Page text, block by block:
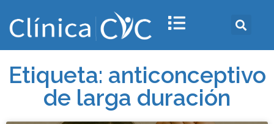
Etiqueta: anticonceptivo
de larga duración